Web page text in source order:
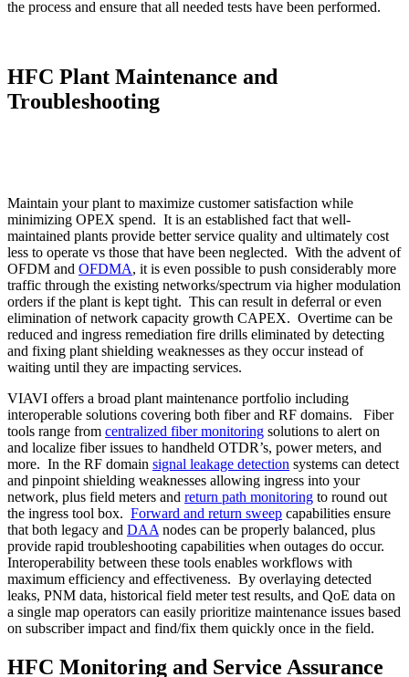
the process and ensure that all needed tests have been performed.
HFC Plant Maintenance and
Troubleshooting
Maintain your plant to maximize customer satisfaction while
minimizing OPEX spend. It is an established fact that well-
maintained plants provide better service quality and ultimately cost
less to operate vs those that have been neglected. With the advent of
OFDM and OFDMA, it is even possible to push considerably more
traffic through the existing networks/spectrum via higher modulation
orders if the plant is kept tight. This can result in deferral or even
elimination of network capacity growth CAPEX. Overtime can be
reduced and ingress remediation fire drills eliminated by detecting
and fixing plant shielding weaknesses as they occur instead of
waiting until they are impacting services.
VIAVI offers a broad plant maintenance portfolio including
interoperable solutions covering both fiber and RF domains. Fiber
tools range from centralized fiber monitoring solutions to alert on
and localize fiber issues to handheld OTDR’s, power meters, and
more. In the RF domain signal leakage detection systems can detect
and pinpoint shielding weaknesses allowing ingress into your
network, plus field meters and return path monitoring to round out
the ingress tool box. Forward and return sweep capabilities ensure
that both legacy and DAAnodes can be properly balanced, plus
provide rapid troubleshooting capabilities when outages do occur.
Interoperability between these tools enables workflows with
maximum efficiency and effectiveness. By overlaying detected
leaks, PNM data, historical field meter test results, and QoE data on
a single map operators can easily prioritize maintenance issues based
on subscriber impact and find/fix them quickly once in the field.
HFC Monitoring and Service Assurance